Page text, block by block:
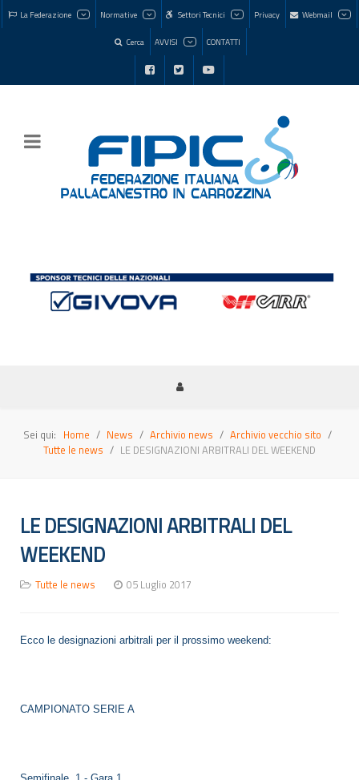
La Federazione Normative Settori Tecnici Privacy Webmail
Cerca AVVISI CONTATTI
Sei qui: Home News Archivio news
Archivio vecchio sito
Tutte le news
LE DESIGNAZIONI ARBITRALI DEL WEEKEND
LE DESIGNAZIONI ARBITRALI DEL
WEEKEND
Tutte le news 05 Luglio 2017
Ecco le designazioni arbitrali per il prossimo weekend:
CAMPIONATO SERIE A